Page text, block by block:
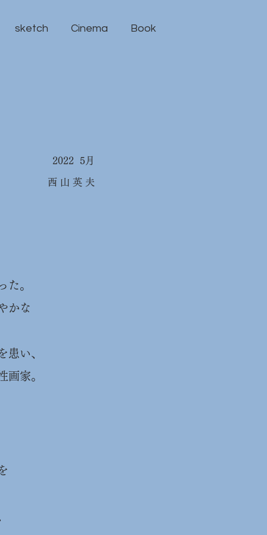
sketch Cinema Book
2022 5月
西 山 英 夫
た。
かな
患い、
画家。